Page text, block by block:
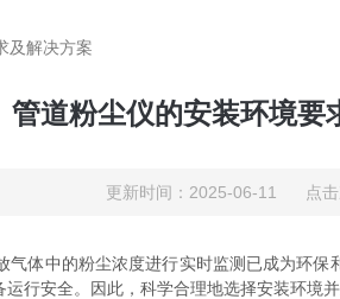
及解决方案
管道粉尘仪的安装环境要
更新时间：2025-06-11 点击
中的粉尘浓度进行实时监测已成为环保
行安全。因此，科学合理地选择安装环境